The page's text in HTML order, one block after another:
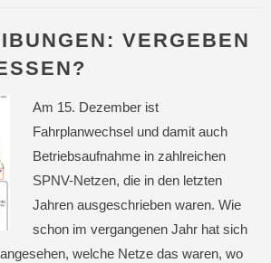
VERGEBEN
Am 15. Dezember ist
Fahrplanwechsel und damit auch
Betriebsaufnahme in zahlreichen
SPNV-Netzen, die in den letzten
Jahren ausgeschrieben waren. Wie
schon im vergangenen Jahr hat sich
welche Netze das waren, wo